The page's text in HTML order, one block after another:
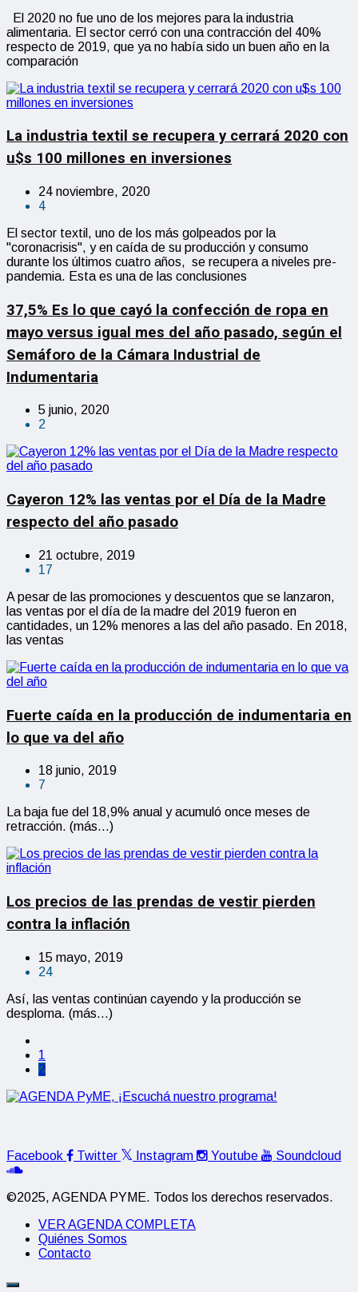
El 2020 no fue uno de los mejores para la industria
alimentaria. El sector cerró con una contracción del 40%
respecto de 2019, que ya no había sido un buen año en la
comparación
La industria textil se recupera y cerrará 2020 con
u$s 100 millones en inversiones
24 noviembre, 2020
4
El sector textil, uno de los más golpeados por la
"coronacrisis", y en caída de su producción y consumo
durante los últimos cuatro años, se recupera a niveles pre-
pandemia. Esta es una de las conclusiones
37,5% Es lo que cayó la confección de ropa en
mayo versus igual mes del año pasado, según el
Semáforo de la Cámara Industrial de
Indumentaria
5 junio, 2020
2
Cayeron 12% las ventas por el Día de la Madre
respecto del año pasado
21 octubre, 2019
17
A pesar de las promociones y descuentos que se lanzaron,
las ventas por el día de la madre del 2019 fueron en
cantidades, un 12% menores a las del año pasado. En 2018,
las ventas
Fuerte caída en la producción de indumentaria en
lo que va del año
18 junio, 2019
7
La baja fue del 18,9% anual y acumuló once meses de
retracción. (más…)
Los precios de las prendas de vestir pierden
contra la inflación
15 mayo, 2019
24
Así, las ventas continúan cayendo y la producción se
desploma. (más…)
1
2
Facebook Twitter Instagram Youtube Soundcloud
©2025, AGENDA PYME. Todos los derechos reservados.
VER AGENDA COMPLETA
Quiénes Somos
Contacto